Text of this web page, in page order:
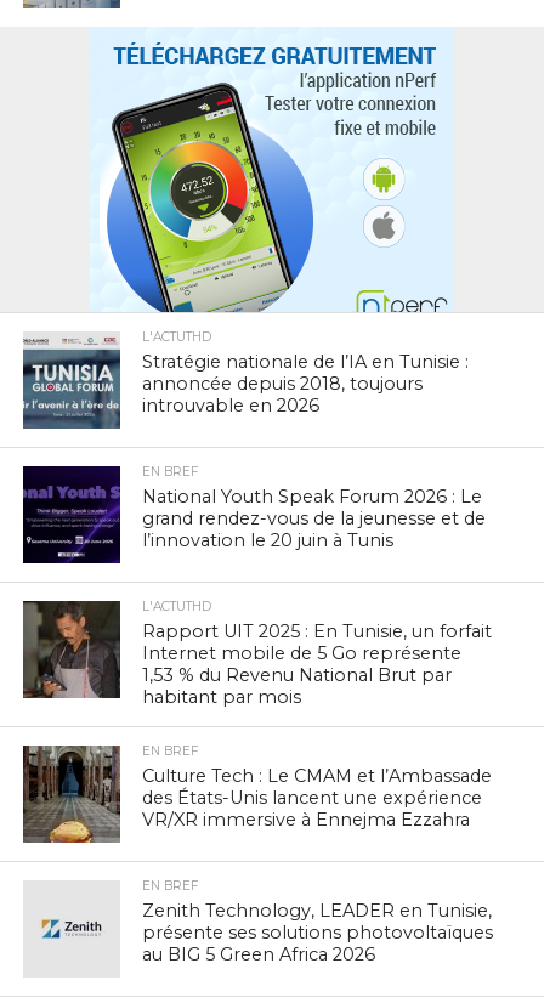
L'ACTUTHD
Stratégie nationale de l’IA en Tunisie :
annoncée depuis 2018, toujours
introuvable en 2026
EN BREF
National Youth Speak Forum 2026 : Le
grand rendez-vous de la jeunesse et de
l’innovation le 20 juin à Tunis
L'ACTUTHD
Rapport UIT 2025 : En Tunisie, un forfait
Internet mobile de 5 Go représente
1,53 % du Revenu National Brut par
habitant par mois
EN BREF
Culture Tech : Le CMAM et l’Ambassade
des États-Unis lancent une expérience
VR/XR immersive à Ennejma Ezzahra
EN BREF
Zenith Technology, LEADER en Tunisie,
présente ses solutions photovoltaïques
au BIG 5 Green Africa 2026